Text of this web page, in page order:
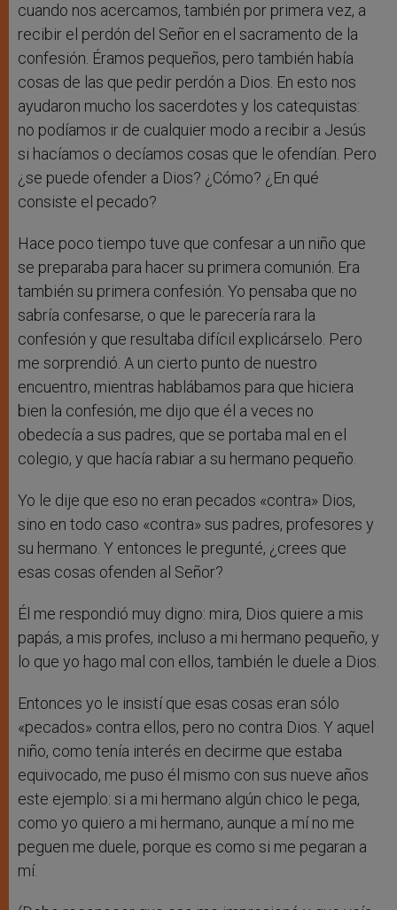
cuando nos acercamos, también por primera vez, a
recibir el perdón del Señor en el sacramento de la
confesión. Éramos pequeños, pero también había
cosas de las que pedir perdón a Dios. En esto nos
ayudaron mucho los sacerdotes y los catequistas:
no podíamos ir de cualquier modo a recibir a Jesús
si hacíamos o decíamos cosas que le ofendían. Pero
¿se puede ofender a Dios? ¿Cómo? ¿En qué
consiste el pecado?
Hace poco tiempo tuve que confesar a un niño que
se preparaba para hacer su primera comunión. Era
también su primera confesión. Yo pensaba que no
sabría confesarse, o que le parecería rara la
confesión y que resultaba difícil explicárselo. Pero
me sorprendió. A un cierto punto de nuestro
encuentro, mientras hablábamos para que hiciera
bien la confesión, me dijo que él a veces no
obedecía a sus padres, que se portaba mal en el
colegio, y que hacía rabiar a su hermano pequeño.
Yo le dije que eso no eran pecados «contra» Dios,
sino en todo caso «contra» sus padres, profesores y
su hermano. Y entonces le pregunté, ¿crees que
esas cosas ofenden al Señor?
Él me respondió muy digno: mira, Dios quiere a mis
papás, a mis profes, incluso a mi hermano pequeño, y
lo que yo hago mal con ellos, también le duele a Dios.
Entonces yo le insistí que esas cosas eran sólo
«pecados» contra ellos, pero no contra Dios. Y aquel
niño, como tenía interés en decirme que estaba
equivocado, me puso él mismo con sus nueve años
este ejemplo: si a mi hermano algún chico le pega,
como yo quiero a mi hermano, aunque a mí no me
peguen me duele, porque es como si me pegaran a
mí.